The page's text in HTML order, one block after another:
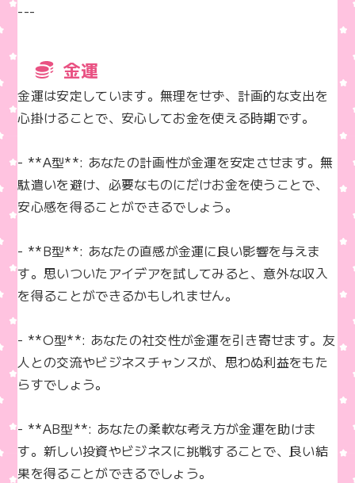
---
金運
金運は安定しています。無理をせず、計画的な支出を
心掛けることで、安心してお金を使える時期です。
- **A型**: あなたの計画性が金運を安定させます。無
駄遣いを避け、必要なものにだけお金を使うことで、
安心感を得ることができるでしょう。
- **B型**: あなたの直感が金運に良い影響を与えま
す。思いついたアイデアを試してみると、意外な収入
を得ることができるかもしれません。
- **O型**: あなたの社交性が金運を引き寄せます。友
人との交流やビジネスチャンスが、思わぬ利益をもた
らすでしょう。
- **AB型**: あなたの柔軟な考え方が金運を助けま
す。新しい投資やビジネスに挑戦することで、良い結
果を得ることができるでしょう。